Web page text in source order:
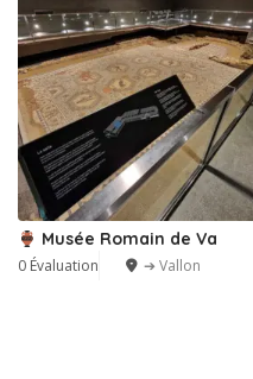
Musée Romain de Va
0 Évaluation ➔ Vallon